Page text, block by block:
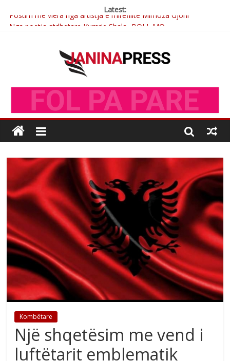
Latest:
Postim me vlera nga artistja e mirëfilltë Mimoza Gjoni
Nga poetja atdhetare Kumrie Shala -BOLL MO
Çlirimtari Mentor Mushkolaj nderohet me mirenjohje nga
Xhevdet Qeriqi Dega e invalidëve në Fushë Kosovë
Kombëtare
Një shqetësim me vend i
luftëtarit emblematik